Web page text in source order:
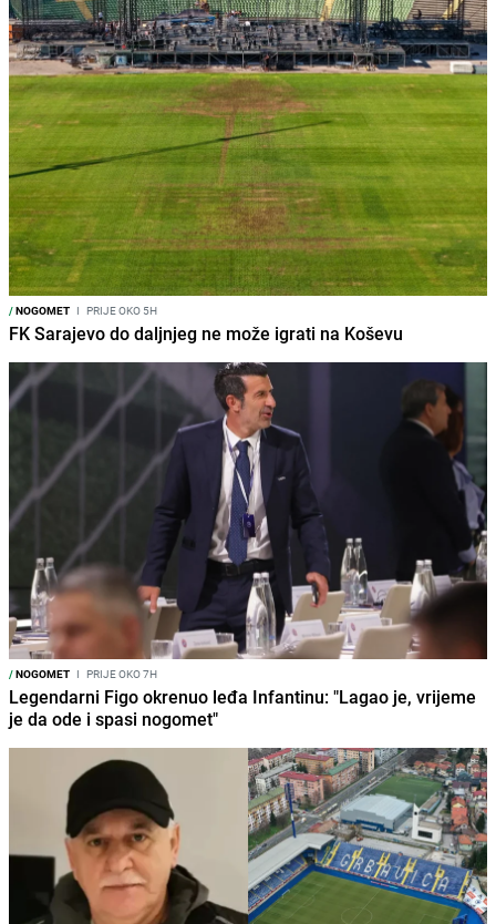
/NOGOMET I PRIJE OKO 5H
FK Sarajevo do daljnjeg ne može igrati na Koševu
/NOGOMET I PRIJE OKO 7H
Legendarni Figo okrenuo leđa Infantinu: "Lagao je, vrijeme
je da ode i spasi nogomet"